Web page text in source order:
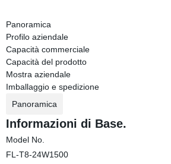
Panoramica
Profilo aziendale
Capacità commerciale
Capacità del prodotto
Mostra aziendale
Imballaggio e spedizione
Panoramica
Informazioni di Base.
Model No.
FL-T8-24W1500